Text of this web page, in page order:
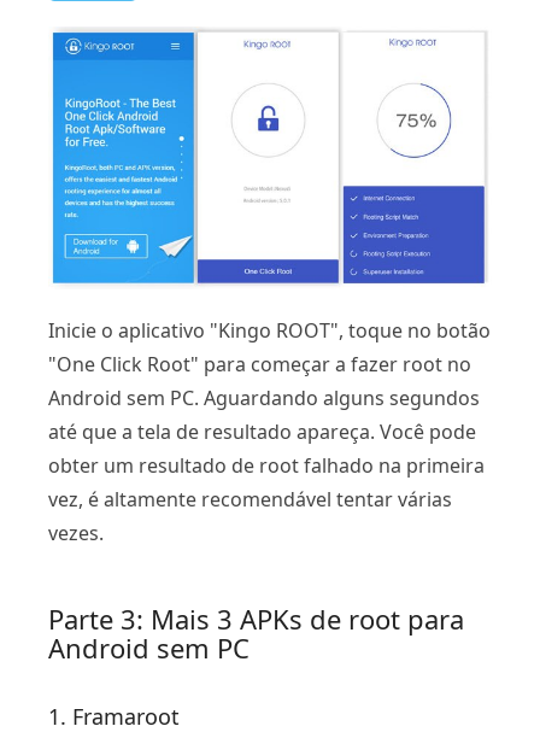
Inicie o aplicativo "Kingo ROOT", toque no botão
"One Click Root" para começar a fazer root no
Android sem PC. Aguardando alguns segundos
até que a tela de resultado apareça. Você pode
obter um resultado de root falhado na primeira
vez, é altamente recomendável tentar várias
vezes.
Parte 3: Mais 3 APKs de root para
Android sem PC
1. Framaroot